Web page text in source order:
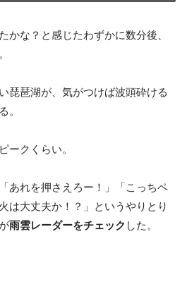
かな？と感じたわずかに数分後、
琵琶湖が、気がつけば波頭砕ける
。
ークくらい。
あれを押さえろー！」「こっちペ
は大丈夫か！？」というやりとり
雨雲レーダーをチェック した。